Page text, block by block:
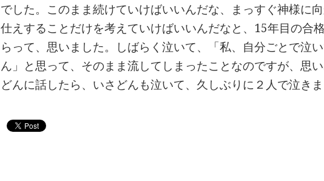
でした。このまま続けていけばいいんだな、まっすぐ神様に
仕えすることだけを考えていけばいいんだなと、15年目の合
らって、思いました。しばらく泣いて、「私、自分ごとで泣
ん」と思って、そのまま流してしまったことなのですが、思
どんに話したら、いさどんも泣いて、久しぶりに２人で泣きま